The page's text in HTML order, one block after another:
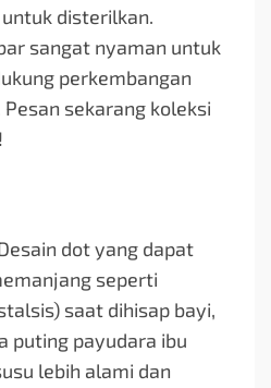
disterilkan.
sangat nyaman untuk
perkembangan
sekarang koleksi
dot yang dapat
seperti
saat dihisap bayi,
puting payudara ibu
lebih alami dan